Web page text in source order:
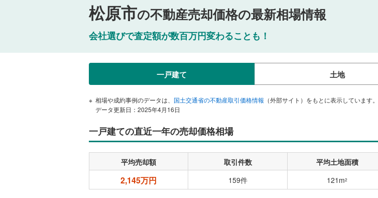
松原市の不動産売却価格の最新相場情報
会社選びで査定額が数百万円変わることも！
一戸建て 土地
相場や成約事例のデータは、 国土交通省の不動産取引価格情報 （外部サイト）をもとに表示しています。
データ更新日：2025年4月16日
一戸建ての直近一年の売却価格相場
平均売却額 取引件数 平均土地面積
2,145万円 159件 121m2